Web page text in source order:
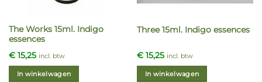
The Works 15ml. Indigo
essences
€15,25 incl. btw
In winkelwagen
Three 15ml. Indigo essences
€15,25 incl. btw
In winkelwagen